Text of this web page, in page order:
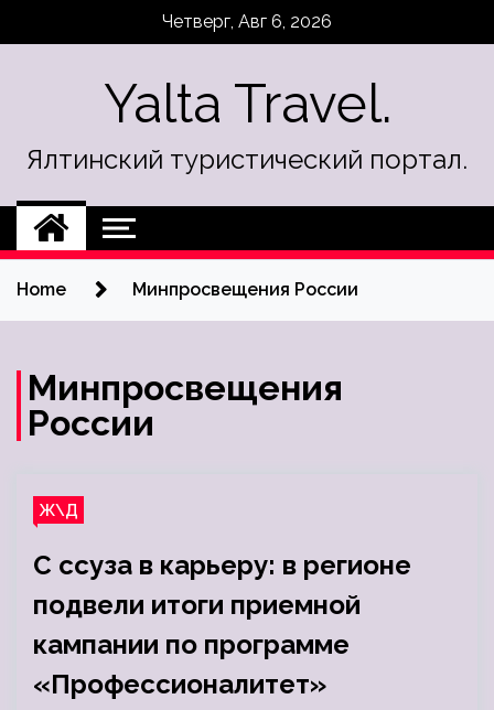
Четверг, Авг 6, 2026
Yalta Travel.
Ялтинский туристический портал.
Home Минпросвещения России
Минпросвещения
России
Ж\Д
С ссуза в карьеру: в регионе
подвели итоги приемной
кампании по программе
«Профессионалитет»